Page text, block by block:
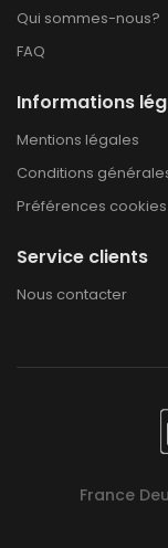
Qui sommes-nous?
FAQ
Informations
Mentions légales
Conditions
Préférences cookies
Service clients
Nous contacter
France